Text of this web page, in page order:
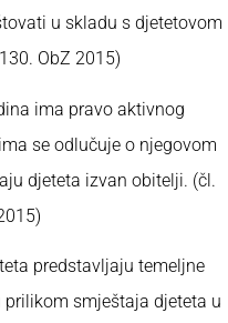
u skladu s djetetovom
ObZ 2015)
ima pravo aktivnog
se odlučuje o njegovom
djeteta izvan obitelji. (čl.
predstavljaju temeljne
smještaja djeteta u